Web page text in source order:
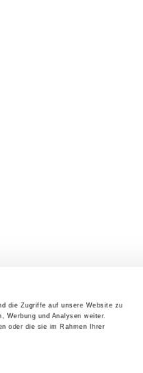
die Zugriffe auf unsere Website zu
Werbung und Analysen weiter.
oder die sie im Rahmen Ihrer